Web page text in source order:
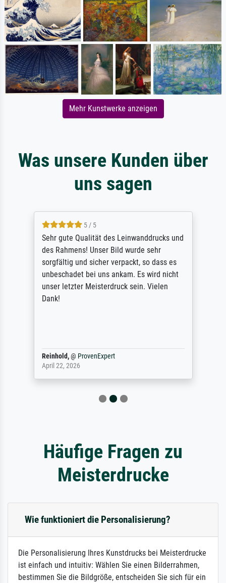
Mehr Kunstwerke anzeigen
Was unsere Kunden über
uns sagen
5 / 5
Sehr gute Qualität des Leinwanddrucks und
des Rahmens! Unser Bild wurde sehr
sorgfältig und sicher verpackt, so dass es
unbeschadet bei uns ankam. Es wird nicht
unser letzter Meisterdruck sein. Vielen
Dank!
Reinhold,@ ProvenExpert
April 22, 2026
Häufige Fragen zu
Meisterdrucke
Wie funktioniert die Personalisierung?
Die Personalisierung Ihres Kunstdrucks bei Meisterdrucke
ist einfach und intuitiv: Wählen Sie einen Bilderrahmen,
bestimmen Sie die Bildgröße, entscheiden Sie sich für ein